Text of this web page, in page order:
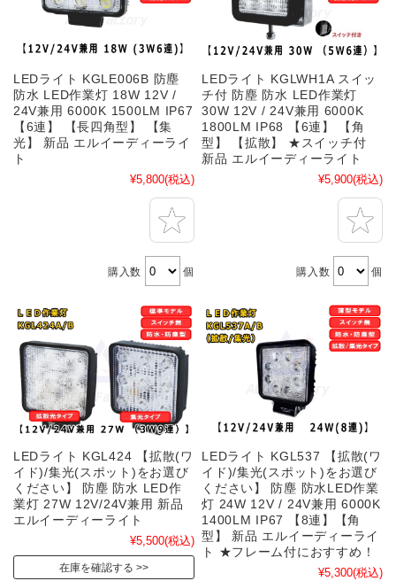
LEDライト KGLE006B 防塵
防水 LED作業灯 18W 12V /
24V兼用 6000K 1500LM IP67
【6連】 【長四角型】 【集
光】 新品 エルイーディーライ
ト
¥5,800(税込)
購入数 個
LEDライト KGLWH1A スイッ
チ付 防塵 防水 LED作業灯
30W 12V / 24V兼用 6000K
1800LM IP68 【6連】 【角
型】 【拡散】 ★スイッチ付
新品 エルイーディーライト
¥5,900(税込)
購入数 個
LEDライト KGL424 【拡散(ワ
イド)/集光(スポット)をお選び
ください】 防塵 防水 LED作
業灯 27W 12V/24V兼用 新品
エルイーディーライト
¥5,500(税込)
在庫を確認する
LEDライト KGL537 【拡散(ワ
イド)/集光(スポット)をお選び
ください】 防塵 防水LED作業
灯 24W 12V / 24V兼用 6000K
1400LM IP67 【8連】【角
型】 新品 エルイーディーライ
ト ★フレーム付におすすめ！
¥5,300(税込)